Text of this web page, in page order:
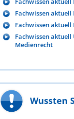
Fachwissen aktuell
Fachwissen aktuell
Fachwissen
Medienrecht
Wussten